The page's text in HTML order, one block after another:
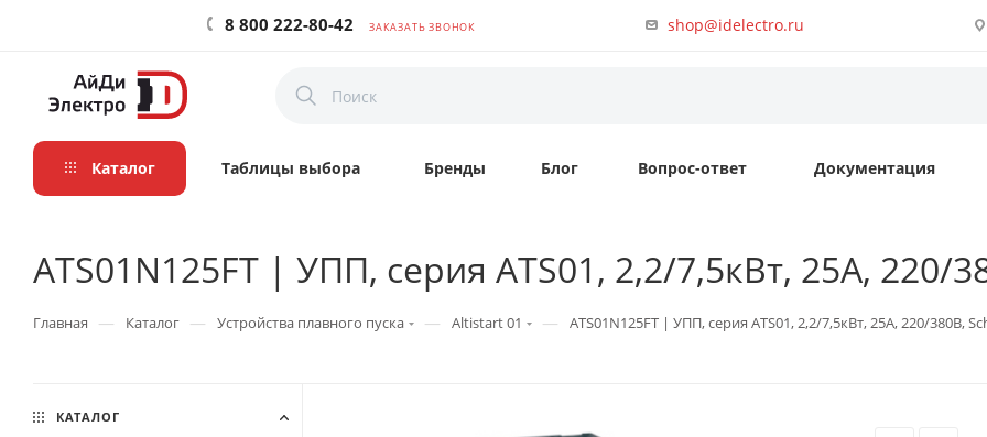
8 800 222-80-42 ЗАКАЗАТЬ ЗВОНОК shop@idelectro.ru
Каталог Таблицы выбора Бренды Блог Вопрос-ответ Документация
ATS01N125FT | УПП, серия ATS01, 2,2/7,5кВт, 25А, 220/
Главная — Каталог — Устройства плавного пуска — Altistart 01 — ATS01N125FT | УПП, серия ATS01, 2,2/7,5кВт, 25А, 220/380В,
КАТАЛОГ